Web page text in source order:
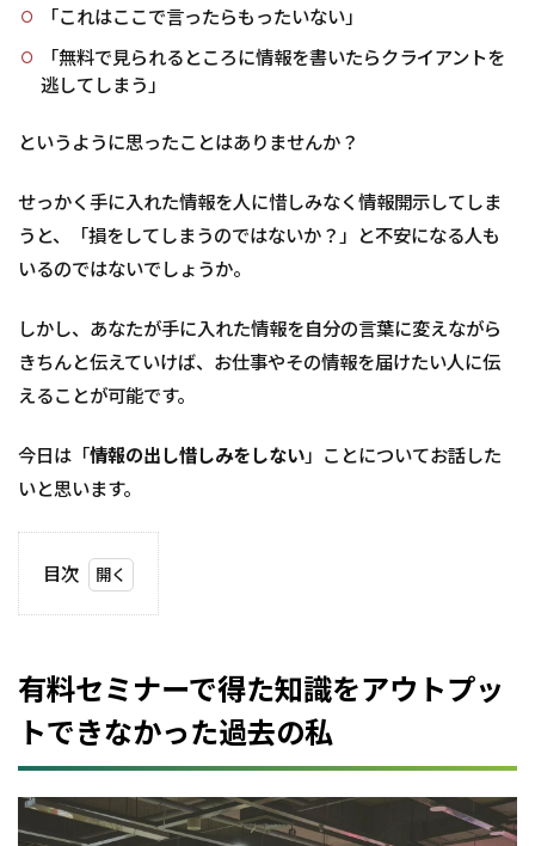
「これはここで言ったらもったいない」
「無料で見られるところに情報を書いたらクライアントを
逃してしまう」
というように思ったことはありませんか？
せっかく手に入れた情報を人に惜しみなく情報開示してしま
うと、「損をしてしまうのではないか？」と不安になる人も
いるのではないでしょうか。
しかし、あなたが手に入れた情報を自分の言葉に変えながら
きちんと伝えていけば、お仕事やその情報を届けたい人に伝
えることが可能です。
今日は「情報の出し惜しみをしない 」ことについてお話した
いと思います。
目次
セ
ミ
ナ
ーで
得
知
識
有料セミナーで得た知識をアウトプッ
トできなかった過去の私